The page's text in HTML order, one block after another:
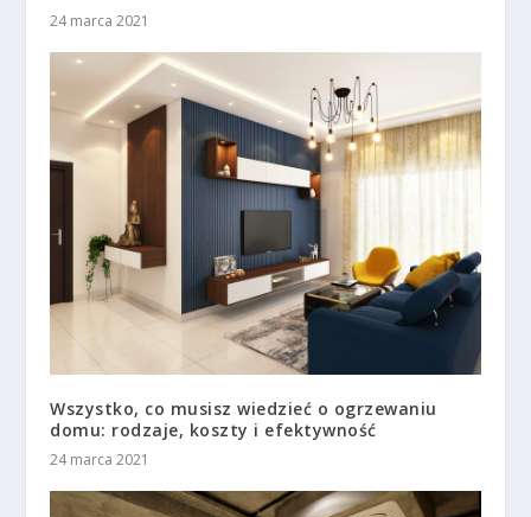
24 marca 2021
Wszystko, co musisz wiedzieć o ogrzewaniu
domu: rodzaje, koszty i efektywność
24 marca 2021